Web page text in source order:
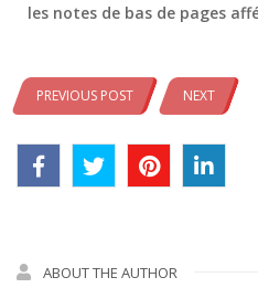
les notes de bas de pages
PREVIOUS POST NEXT
ABOUT THE AUTHOR